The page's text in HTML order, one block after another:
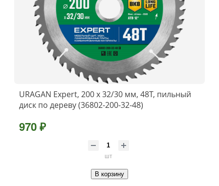
URAGAN Expert, 200 х 32/30 мм, 48Т, пильный
диск по дереву (36802-200-32-48)
970 ₽
шт
В корзину